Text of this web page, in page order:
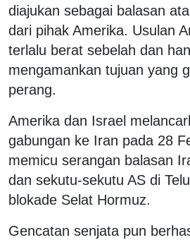
diajukan sebagai balasan
dari pihak Amerika. Usulan
terlalu berat sebelah dan
mengamankan tujuan yang
perang.
Amerika dan Israel
gabungan ke Iran pada 28
memicu serangan balasan
dan sekutu-sekutu AS di
blokade Selat Hormuz.
Gencatan senjata pun